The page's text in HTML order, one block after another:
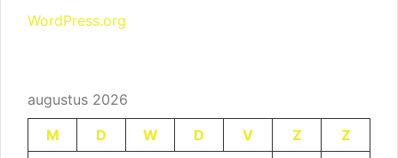
WordPress.org
augustus 2026
M
D W D V Z
Z